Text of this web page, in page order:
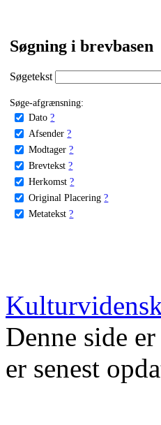
Søgning i brevbasen
Søgetekst
Søge-afgrænsning:
Dato ?
Afsender ?
Modtager ?
Brevtekst ?
Herkomst ?
Original Placering ?
Metatekst ?
Denne side
er senest